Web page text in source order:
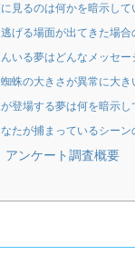
見るのは何かを暗示して
げる場面が出てきた場合
いる夢はどんなメッセー
蛛の大きさが異常に大き
登場する夢は何を暗示し
たが捕まっているシーン
アンケート調査概要